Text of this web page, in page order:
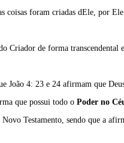
coisas foram criadas dEle, por
Criador de forma transcendental
4: 23 e 24 afirmam que
que possui todo o Poder no
Testamento, sendo que a